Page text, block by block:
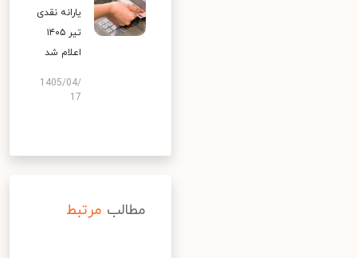
یارانه نقدی
تیر ۱۴۰۵
اعلام شد
1405/04/
17
مطالب مرتبط